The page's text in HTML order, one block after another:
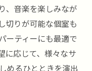
、音楽を楽しみなが
切りが可能な個室も
ーティーにも最適で
に応じて、様々なサ
めるひとときを演出